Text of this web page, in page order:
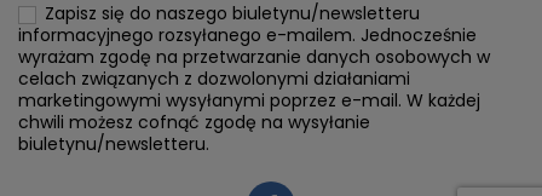
Zapisz się do naszego biuletynu/newsletteru
informacyjnego rozsyłanego e-mailem. Jednocześnie
wyrażam zgodę na przetwarzanie danych osobowych w
celach związanych z dozwolonymi działaniami
marketingowymi wysyłanymi poprzez e-mail. W każdej
chwili możesz cofnąć zgodę na wysyłanie
biuletynu/newsletteru.